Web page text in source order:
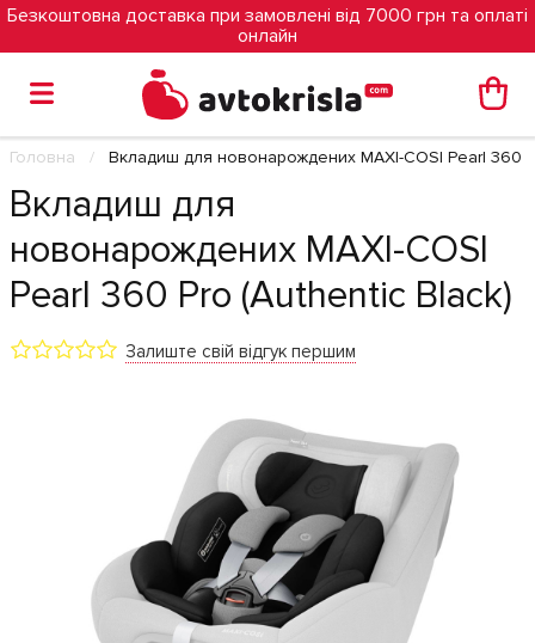
Безкоштовна доставка при замовлені від 7000 грн та оплаті
онлайн
Головна Вкладиш для новонарождених MAXI-COSI Pearl 360
Вкладиш для
новонарождених MAXI-COSI
Pearl 360 Pro (Authentic Black)
Залиште свій відгук першим